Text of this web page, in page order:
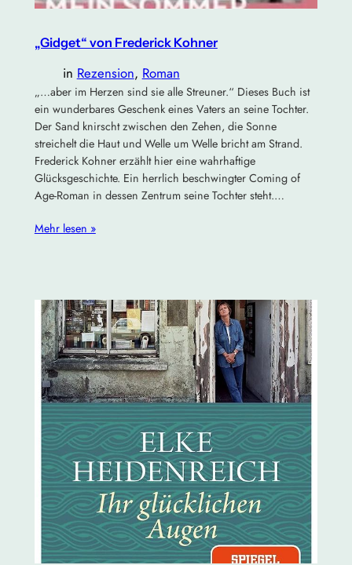
„Gidget“ von Frederick Kohner
in Rezension, Roman
„…aber im Herzen sind sie alle Streuner.“ Dieses Buch ist
ein wunderbares Geschenk eines Vaters an seine Tochter.
Der Sand knirscht zwischen den Zehen, die Sonne
streichelt die Haut und Welle um Welle bricht am Strand.
Frederick Kohner erzählt hier eine wahrhaftige
Glücksgeschichte. Ein herrlich beschwingter Coming of
Age-Roman in dessen Zentrum seine Tochter steht.…
Mehr lesen »